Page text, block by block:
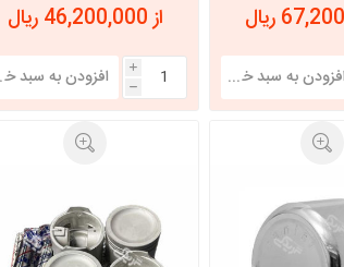
از 46,200,000 ریال
i
h